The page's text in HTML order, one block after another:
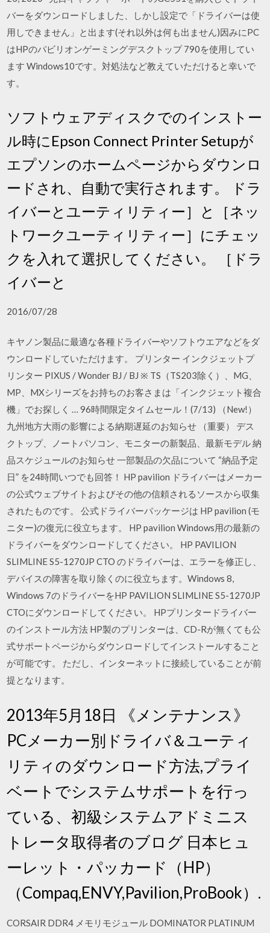
バーをダウンロードしました、しかし設定で「ドライバーは使
用しできません」と出ます(それ以外は何も出ません)因みにPC
はHPのパビリオンゲーミングデスクトップ 790を使用してい
ます Windows10です。対処法など教えていただけると幸いで
す。
ソフトウェアディスクでのインストー
ル時にEpson Connect Printer Setupが
エプソンのホームページからダウンロ
ードされ、自動で実行されます。 ドラ
イバーとユーティリティー］と［ネッ
トワークユーティリティー］にチェッ
クを入れて選択してください。 ［ドラ
イバーと
2016/07/28
キヤノン製品に最適な各種ドライバーやソフトウエアなどをダ
ウンロードしていただけます。 プリンター インクジェットプ
リンター PIXUS / Wonder BJ / BJ ※ TS（TS203除く）、MG、
MP、MXシリーズをお持ちのお客さまは「インクジェット複合
機」でお探しく … 96時間限定タイムセール！(7/13) （New!）
九州地方大雨の影響による納期遅延のお知らせ （重要） デス
クトップ、ノートパソコン、モニターの新製品、最新モデル 納
品スケジュールのお知らせ 一部製品の欠品について “納品予定
日” を24時間いつでも回答！ HP pavilion ドライバーはメーカー
の公式ウェブサイトおよびその他の信頼されるソースから収集
されたものです。 公式ドライバーパッケージは HP pavilion (モ
ニター)の復元に役立ちます。 HP pavilion Windows用の最新の
ドライバーをダウンロードしてください。 HP PAVILION
SLIMLINE S5-1270JP CTO のドライバーは、エラーを修正し、
デバイスの障害を取り除くのに役立ちます。Windows 8,
Windows 7のドライバーをHP PAVILION SLIMLINE S5-1270JP
CTOにダウンロードしてください。 HPプリンタードライバー
のインストール方法 HP製のプリンターは、CD-Rが無くても公
式サポートページからダウンロードしてインストールすること
が可能です。 ただし、インターネットに接続していることが前
提となります。
2013年5月18日 《メンテナンス》
PCメーカー別ドライバ＆ユーティ
リティのダウンロード方法,プライ
ベートでシステムサポートを行っ
ている、初級システムアドミニス
トレータ取得者のブログ 日本ヒュ
ーレット・パッカード（HP）
（Compaq,ENVY,Pavilion,ProBook）.
CORSAIR DDR4 メモリモジュール DOMINATOR PLATINUM